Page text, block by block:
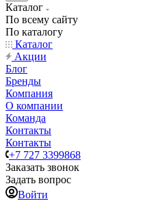
Каталог
По всему сайту
По каталогу
Каталог
Акции
Блог
Бренды
Компания
О компании
Команда
Контакты
Контакты
+7 727 3399868
Заказать звонок
Задать вопрос
Войти